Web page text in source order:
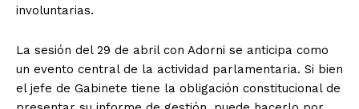
involuntarias.
La sesión del 29 de abril con Adorni se anticipa como
un evento central de la actividad parlamentaria. Si bien
el jefe de Gabinete tiene la obligación constitucional de